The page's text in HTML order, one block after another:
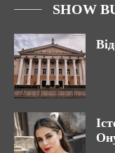
SHOW